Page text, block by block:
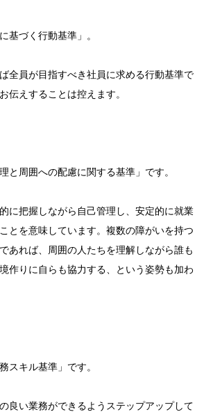
基づく行動基準」。
全員が目指すべき社員に求める行動基準で
伝えすることは控えます。
と周囲への配慮に関する基準」です。
に把握しながら自己管理し、安定的に就業
とを意味しています。複数の障がいを持つ
あれば、周囲の人たちを理解しながら誰も
作りに自らも協力する、という姿勢も加わ
スキル基準」です。
良い業務ができるようステップアップして